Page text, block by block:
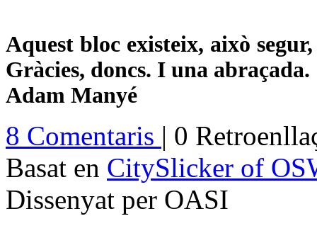
Aquest bloc existeix, això
Gràcies, doncs. I una abraçada.
Adam Manyé
8 Comentaris | 0
Basat en CitySlicker of
Dissenyat per OASI